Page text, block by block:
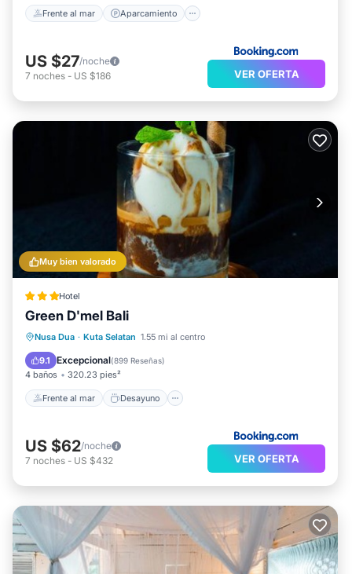
Frente al mar Aparcamiento
US $27/noche
7 noches - US $186 VER OFERTA
Muy bien valorado
Hotel
Green D'mel Bali
Nusa Dua · Kuta Selatan 1.55 mi al centro
9.1 Excepcional(899 Reseñas)
4 baños 320.23 pies²
Frente al mar Desayuno
Frente al mar
Desayuno
Aparcamiento
US $62/noche
7 noches - US $432 VER OFERTA